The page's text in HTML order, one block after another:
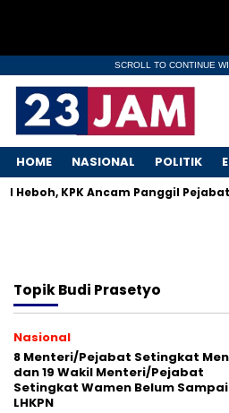
SCROLL TO CONTINUE
HOME NASIONAL POLITIK
KPK Ancam Panggil Pejabat
TopikBudi Prasetyo
Nasional
8 Menteri/Pejabat Setingkat
dan 19 Wakil Menteri/Pejabat
Setingkat Wamen Belum
LHKPN